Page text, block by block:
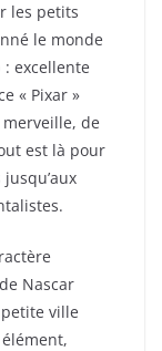
les petits
le monde
: excellente
« Pixar »
de
est là pour
Nascar
ville